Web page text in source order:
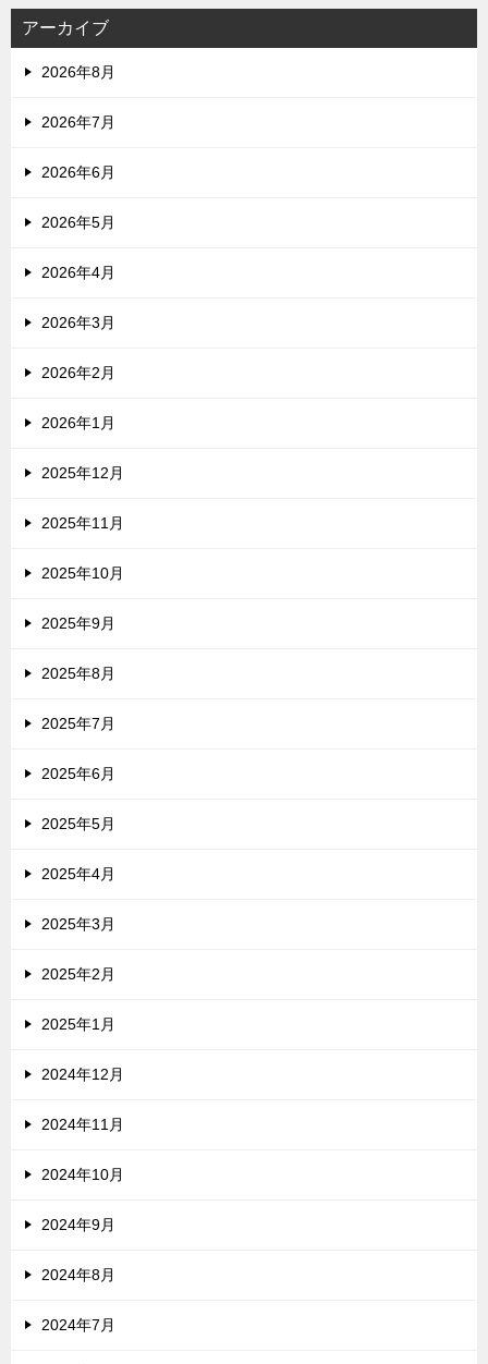
アーカイブ
2026年8月
2026年7月
2026年6月
2026年5月
2026年4月
2026年3月
2026年2月
2026年1月
2025年12月
2025年11月
2025年10月
2025年9月
2025年8月
2025年7月
2025年6月
2025年5月
2025年4月
2025年3月
2025年2月
2025年1月
2024年12月
2024年11月
2024年10月
2024年9月
2024年8月
2024年7月